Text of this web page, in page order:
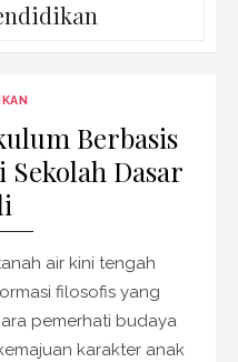
Berbasis
Dasar
air kini tengah
filosofis yang
pemerhati budaya
karakter anak